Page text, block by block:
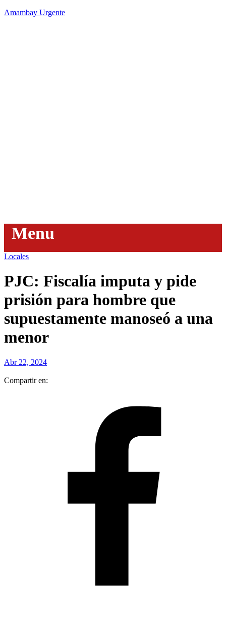
Amambay Urgente
Menu
Locales
PJC: Fiscalía imputa y pide
prisión para hombre que
supuestamente manoseó a una
menor
Abr 22, 2024
Compartir en: